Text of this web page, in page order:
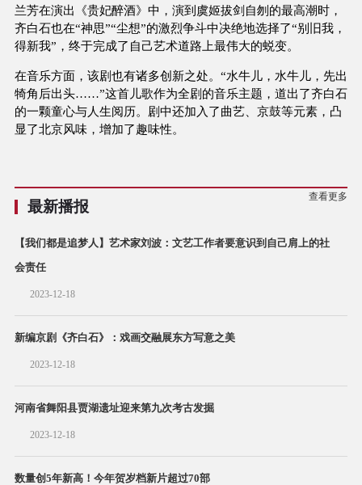
兰芳在演出《贵妃醉酒》中，演到虞姬拔剑自刎的最高潮时，
齐白石也在“神思”“尘想”的激烈争斗中决绝地选择了“别旧我，
得新我”，终于完成了自己艺术道路上最伟大的蜕变。
在音乐方面，该剧也有诸多创新之处。“水牛儿，水牛儿，先出
犄角后出头……”这首儿歌作为全剧的音乐主题，道出了齐白石
的一颗童心与人生阅历。剧中还加入了曲艺、京鼓等元素，凸
显了北京风味，增加了趣味性。
最新播报
查看更多
【我们都是追梦人】艺术家刘波：文艺工作者要意识到自己肩上的社
会责任
2023-12-18
新编京剧《齐白石》：戏画交融展东方写意之美
2023-12-18
河南省舞阳县贾湖遗址迎来第九次考古发掘
2023-12-18
数量创5年新高！今年贺岁档新片超过70部